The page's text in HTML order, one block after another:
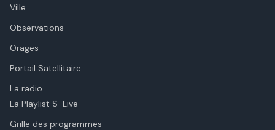
Ville
Observations
Orages
Portail Satellitaire
La radio
La Playlist S-Live
Grille des programmes